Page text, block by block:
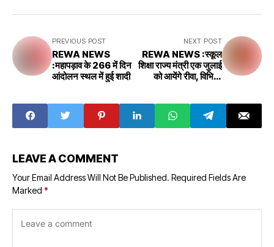
PREVIOUS POST
REWA NEWS
:महापड़ाव के 266 में दिन
आंदोलन स्थल में हुई शादी
NEXT POST
REWA NEWS :स्कूल
शिक्षा राज्य मंत्री एक जुलाई
को आयेंगे रीवा, विभिन्न
LEAVE A COMMENT
Your Email Address Will Not Be Published. Required Fields Are
Marked *